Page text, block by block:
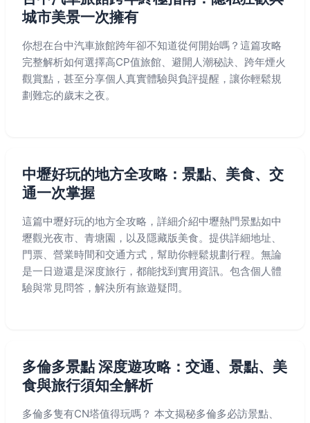
城市美景一次擁有
你想在台中汽車旅館跨年卻不知道從何開始嗎？這篇攻略
完整解析如何選擇高CP值旅館、避開人潮秘訣、跨年煙火
觀賞點，甚至分享個人真實體驗與負評提醒，讓你輕鬆規
劃難忘的歲末之夜。
中壢好玩的地方全攻略：景點、美食、交
通一次掌握
這篇中壢好玩的地方全攻略，詳細介紹中壢熱門景點如中
壢觀光夜市、青塘園，以及隱藏版美食。提供詳細地址、
門票、營業時間和交通方式，幫助你輕鬆規劃行程。無論
是一日遊還是深度旅行，都能找到實用資訊。包含個人體
驗與常見問答，解決所有旅遊疑問。
多倫多景點 深度遊攻略：交通、景點、美
食與旅行須知全解析
多倫多隻有CN塔值得玩嗎？ 本文揭秘多倫多必訪景點、